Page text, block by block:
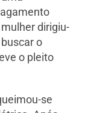
dirigiu-
o
o pleito
se